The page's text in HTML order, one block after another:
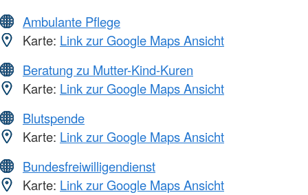
Ambulante Pflege
Karte: Link zur Google Maps Ansicht
Beratung zu Mutter-Kind-Kuren
Karte: Link zur Google Maps Ansicht
Blutspende
Karte: Link zur Google Maps Ansicht
Bundesfreiwilligendienst
Karte: Link zur Google Maps Ansicht